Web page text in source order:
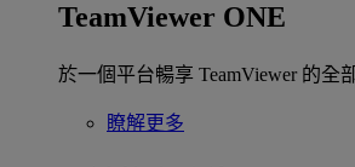
TeamViewer ONE
於一個平台暢享 TeamViewer 的全
瞭解更多